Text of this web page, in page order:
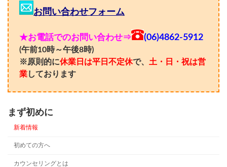
お問い合わせフォーム
★お電話でのお問い合わせ⇒ (06)4862-5912
(午前10時～午後8時)
※原則的に休業日は平日不定休で、 土・日・祝は営
業しております
まず初めに
新着情報
初めての方へ
カウンセリングとは